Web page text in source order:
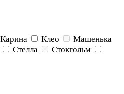
Карина Клео
Машенька
Стелла
Стокгольм